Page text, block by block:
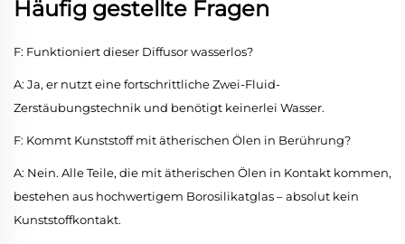
Häufig gestellte Fragen
F: Funktioniert dieser Diffusor wasserlos?
A: Ja, er nutzt eine fortschrittliche Zwei-Fluid-
Zerstäubungstechnik und benötigt keinerlei Wasser.
F: Kommt Kunststoff mit ätherischen Ölen in Berührung?
A: Nein. Alle Teile, die mit ätherischen Ölen in Kontakt kommen,
bestehen aus hochwertigem Borosilikatglas – absolut kein
Kunststoffkontakt.